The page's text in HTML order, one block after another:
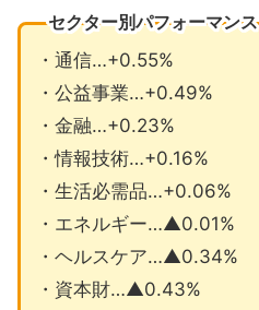
セクター別パフォーマンス
・通信…+0.55%
・公益事業…+0.49%
・金融…+0.23%
・情報技術…+0.16%
・生活必需品…+0.06%
・エネルギー…▲0.01%
・ヘルスケア…▲0.34%
・資本財…▲0.43%